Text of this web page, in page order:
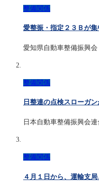
整備関係
愛整振・指定２３Ｂが
愛知県自動車整備振興
整備関係
日整連の点検スローガ
日本自動車整備振興会
整備関係
４月１日から、運輸支